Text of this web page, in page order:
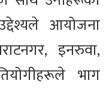
आयोजना
इनरुवा,
भाग